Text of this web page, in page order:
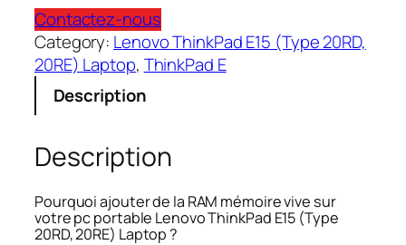
Contactez-nous
Category: Lenovo ThinkPad E15 (Type 20RD,
20RE) Laptop, ThinkPad E
Description
Description
Pourquoi ajouter de la RAM mémoire vive sur
votre pc portable Lenovo ThinkPad E15 (Type
20RD, 20RE) Laptop ?